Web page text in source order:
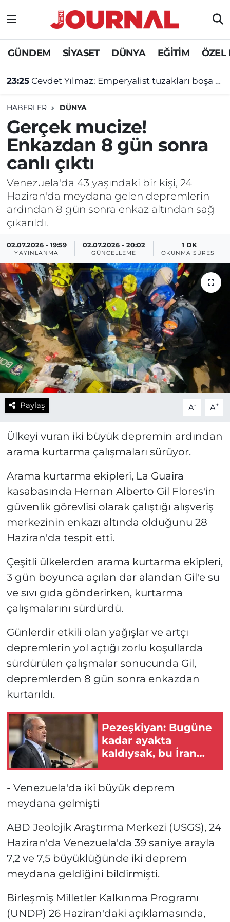
GÜNDEM SİYASET DÜNYA EĞİTİM ÖZEL
23:25 Cevdet Yılmaz: Emperyalist tuzakları boşa çıkarmaya devam edeceğiz
HABERLER DÜNYA
Gerçek mucize!
Enkazdan 8 gün sonra
canlı çıktı
Venezuela'da 43 yaşındaki bir kişi, 24
Haziran'da meydana gelen depremlerin
ardından 8 gün sonra enkaz altından sağ
çıkarıldı.
02.07.2026 - 19:59
YAYINLANMA
02.07.2026 - 20:02
GÜNCELLEME
1 DK
OKUNMA SÜRESI
Paylaş A- A+
Ülkeyi vuran iki büyük depremin ardından
arama kurtarma çalışmaları sürüyor.
Arama kurtarma ekipleri, La Guaira
kasabasında Hernan Alberto Gil Flores'in
güvenlik görevlisi olarak çalıştığı alışveriş
merkezinin enkazı altında olduğunu 28
Haziran'da tespit etti.
Çeşitli ülkelerden arama kurtarma ekipleri,
3 gün boyunca açılan dar alandan Gil'e su
ve sıvı gıda gönderirken, kurtarma
çalışmalarını sürdürdü.
Günlerdir etkili olan yağışlar ve artçı
depremlerin yol açtığı zorlu koşullarda
sürdürülen çalışmalar sonucunda Gil,
depremlerden 8 gün sonra enkazdan
kurtarıldı.
Pezeşkiyan: Bugüne
kadar ayakta
kaldıysak, bu İran
- Venezuela'da iki büyük deprem
meydana gelmişti
ABD Jeolojik Araştırma Merkezi (USGS), 24
Haziran'da Venezuela'da 39 saniye arayla
7,2 ve 7,5 büyüklüğünde iki deprem
meydana geldiğini bildirmişti.
Birleşmiş Milletler Kalkınma Programı
(UNDP) 26 Haziran'daki açıklamasında,
GÜNDEM
SİYASET
DÜNYA
EĞİTİM
ÖZEL HABER
Nöbetçi Eczaneler
Hava Durumu
Süper Lig Puan Durumu ve Fikstür
Tüm Manşetler
Son Dakika Haberleri
Haber Arşivi